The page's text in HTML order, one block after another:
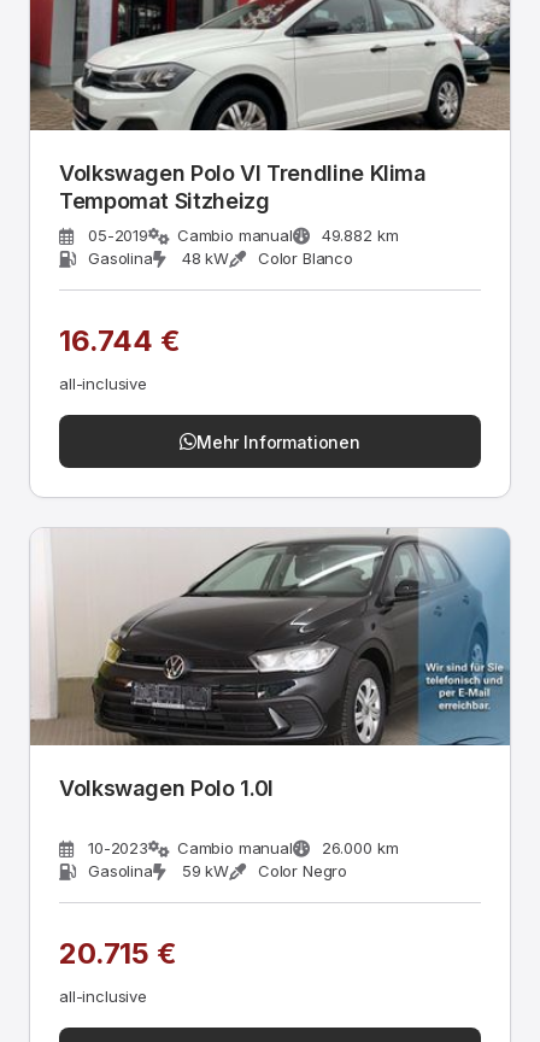
Volkswagen Polo VI Trendline Klima
Tempomat Sitzheizg
05-2019 Cambio manual
49.882 km
Gasolina
48 kW Color Blanco
16.744 €
all-inclusive
Mehr Informationen
Volkswagen Polo 1.0l
10-2023 Cambio manual
26.000 km
Gasolina
59 kW Color Negro
20.715 €
all-inclusive